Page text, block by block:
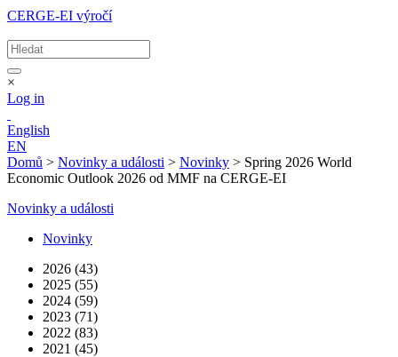
CERGE-EI výročí
×
Log in
English
EN
Domů > Novinky a události > Novinky > Spring 2026 World
Economic Outlook 2026 od MMF na CERGE-EI
Novinky a události
Novinky
2026 (43)
2025 (55)
2024 (59)
2023 (71)
2022 (83)
2021 (45)